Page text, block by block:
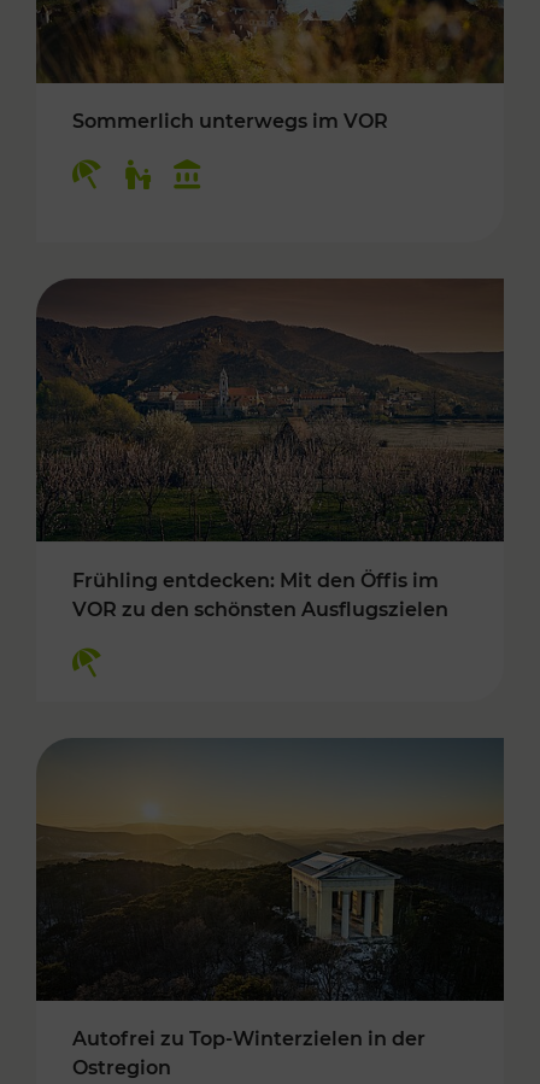
Sommerlich unterwegs im VOR
Frühling entdecken: Mit den Öffis im
VOR zu den schönsten Ausflugszielen
Autofrei zu Top-Winterzielen in der
Ostregion